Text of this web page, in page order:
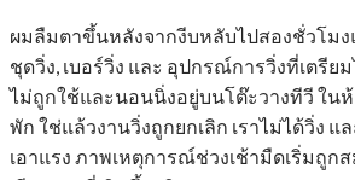
ผมลืมตาขึ้นหลังจากงีบหลับไปสองชั่วโมง
ชุดวิ่ง, เบอร์วิ่ง และ อุปกรณ์การวิ่งที่เตรีย
ไม่ถูกใช้และนอนนิ่งอยู่บนโต๊ะวางทีวี ใน
พัก ใช่แล้วงานวิ่งถูกยกเลิก เราไม่ได้วิ่ง แ
เอาแรง ภาพเหตุการณ์ช่วงเช้ามืดเริ่มถูก